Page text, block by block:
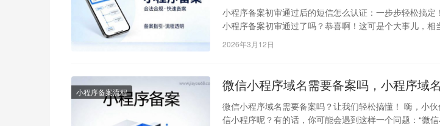
小程序备案初审通过后的短信怎么认证：一步步轻松搞
小程序备案初审通过了吗？恭喜啊！这可是个大事儿，相
初中”的入学考试！我们就…
2026年3月12日
小程序备案流程 微信小程序域名需要备案吗，小程序域
微信小程序域名需要备案吗？让我们轻松搞懂！ 嗨，小
信小程序呢？有的话，你可能会遇到这样一个问题：“微